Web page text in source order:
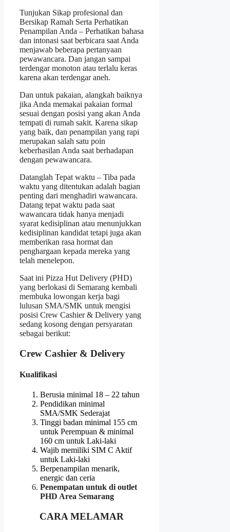
Tunjukan Sikap profesional dan
Bersikap Ramah Serta Perhatikan
Penampilan Anda – Perhatikan bahasa
dan intonasi saat berbicara saat Anda
menjawab beberapa pertanyaan
pewawancara. Dan jangan sampai
terdengar monoton atau terlalu keras
karena akan terdengar aneh.
Dan untuk pakaian, alangkah baiknya
jika Anda memakai pakaian formal
sesuai dengan posisi yang akan Anda
tempati di rumah sakit. Karena sikap
yang baik, dan penampilan yang rapi
merupakan salah satu poin
keberhasilan Anda saat berhadapan
dengan pewawancara.
Datanglah Tepat waktu – Tiba pada
waktu yang ditentukan adalah bagian
penting dari menghadiri wawancara.
Datang tepat waktu pada saat
wawancara tidak hanya menjadi
syarat kedisiplinan atau menunjukkan
kedisiplinan kandidat tetapi juga akan
memberikan rasa hormat dan
penghargaan kepada mereka yang
telah menelepon.
Saat ini Pizza Hut Delivery (PHD)
yang berlokasi di Semarang kembali
membuka lowongan kerja bagi
lulusan SMA/SMK untuk mengisi
posisi Crew Cashier & Delivery yang
sedang kosong dengan persyaratan
sebagai berikut:
Crew Cashier & Delivery
Kualifikasi
Berusia minimal 18 – 22 tahun
Pendidikan minimal
SMA/SMK Sederajat
Tinggi badan minimal 155 cm
untuk Perempuan & minimal
160 cm untuk Laki-laki
Wajib memiliki SIM C Aktif
untuk Laki-laki
Berpenampilan menarik,
energic dan ceria
Penempatan untuk di outlet
PHD Area Semarang
CARA MELAMAR